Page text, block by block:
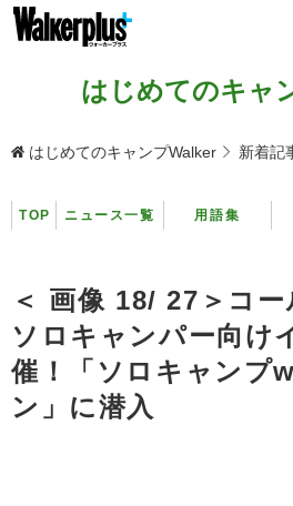
はじめてのキャ
はじめてのキャンプWalker 新着記
TOP ニュース一覧 用語集
＜ 画像 18/ 27＞コ
ソロキャンパー向け
催！「ソロキャンプ
ン」に潜入